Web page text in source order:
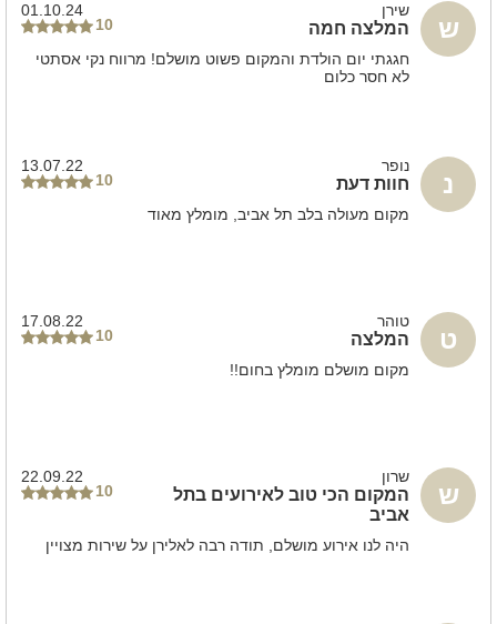
ש
שירן
המלצה חמה
01.10.24
10
חגגתי יום הולדת והמקום פשוט מושלם! מרווח נקי אסתטי
לא חסר כלום
נ
נופר
חוות דעת
13.07.22
10
מקום מעולה בלב תל אביב, מומלץ מאוד
ט
טוהר
המלצה
17.08.22
10
מקום מושלם מומלץ בחום!!
ש
שרון
המקום הכי טוב לאירועים בתל
אביב
22.09.22
10
היה לנו אירוע מושלם, תודה רבה לאלירן על שירות מצויין